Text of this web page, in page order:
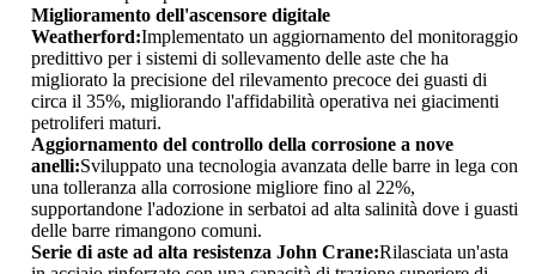
Miglioramento dell'ascensore digitale
Weatherford:Implementato un aggiornamento del monitoraggio
predittivo per i sistemi di sollevamento delle aste che ha
migliorato la precisione del rilevamento precoce dei guasti di
circa il 35%, migliorando l'affidabilità operativa nei giacimenti
petroliferi maturi.
Aggiornamento del controllo della corrosione a nove
anelli:Sviluppato una tecnologia avanzata delle barre in lega con
una tolleranza alla corrosione migliore fino al 22%,
supportandone l'adozione in serbatoi ad alta salinità dove i guasti
delle barre rimangono comuni.
Serie di aste ad alta resistenza John Crane:Rilasciata un'asta